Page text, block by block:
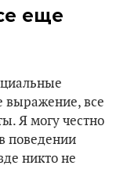
еще
выражение, все
Я могу честно
поведении
никто не